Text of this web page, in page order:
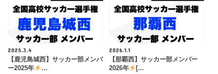
2025.3.4
【鹿児島城西】サッカー部メンバ
ー2025年
…
2026.1.1
【那覇西】サッカー部メンバー
2026年
[…